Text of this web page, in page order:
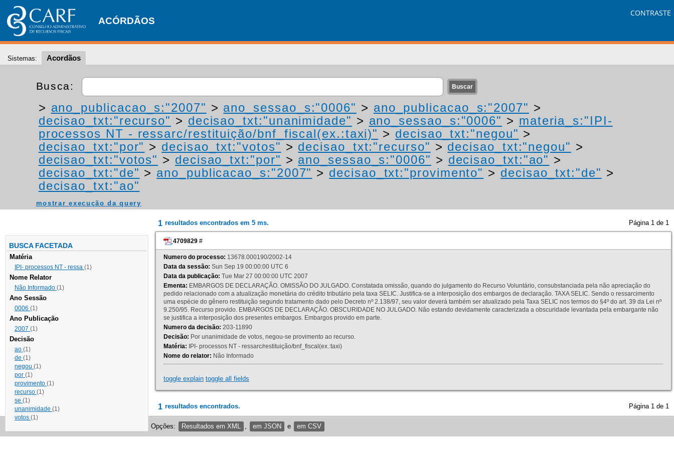
ACÓRDÃOS
CONTRASTE
Sistemas: Acordãos
Busca:
> ano_publicacao_s:"2007" > ano_sessao_s:"0006" > ano_publicacao_s:"2007" >
decisao_txt:"recurso" > decisao_txt:"unanimidade" > ano_sessao_s:"0006" > materia_s:"IPI-
processos NT - ressarc/restituição/bnf_fiscal(ex.:taxi)" > decisao_txt:"negou" >
decisao_txt:"por" > decisao_txt:"votos" > decisao_txt:"recurso" > decisao_txt:"negou" >
decisao_txt:"votos" > decisao_txt:"por" > ano_sessao_s:"0006" > decisao_txt:"ao" >
decisao_txt:"de" > ano_publicacao_s:"2007" > decisao_txt:"provimento" > decisao_txt:"de" >
decisao_txt:"ao"
mostrar execução da query
BUSCA FACETADA
Matéria
IPI- processos NT - ressa (1)
Nome Relator
Não Informado (1)
Ano Sessão
0006 (1)
Ano Publicação
2007 (1)
Decisão
ao (1)
de (1)
negou (1)
por (1)
provimento (1)
recurso (1)
se (1)
unanimidade (1)
votos (1)
1 resultados encontrados em 5 ms. Página 1 de 1
4709829 #
Numero do processo: 13678.000190/2002-14
Data da sessão: Sun Sep 19 00:00:00 UTC 6
Data da publicação: Tue Mar 27 00:00:00 UTC 2007
Ementa: EMBARGOS DE DECLARAÇÃO. OMISSÃO DO JULGADO. Constatada omissão, quando do julgamento do Recurso Voluntário, consubstanciada pela não apreciação do
pedido relacionado com a atualização monetária do crédito tributário pela taxa SELIC. Justifica-se a interposição dos embargos de declaração. TAXA SELIC. Sendo o ressarcimento
uma espécie do gênero restituição segundo tratamento dado pelo Decreto nº 2.138/97, seu valor deverá também ser atualizado pela Taxa SELIC nos termos do §4º do art. 39 da Lei nº
9.250/95. Recurso provido. EMBARGOS DE DECLARAÇÃO. OBSCURIDADE NO JULGADO. Não estando devidamente caracterizada a obscuridade levantada pela embargante não
se justifica a interposição dos presentes embargos. Embargos provido em parte.
Numero da decisão: 203-11890
Decisão: Por unanimidade de votos, negou-se provimento ao recurso.
Matéria: IPI- processos NT - ressarc/restituição/bnf_fiscal(ex.:taxi)
Nome do relator: Não Informado
toggle explain toggle all fields
1 resultados encontrados. Página 1 de 1
Opções: Resultados em XML em JSON e em CSV